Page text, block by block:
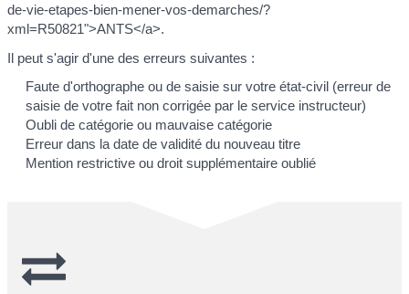
de-vie-etapes-bien-mener-vos-demarches/?
xml=R50821">ANTS</a>.
Il peut s'agir d'une des erreurs suivantes :
Faute d'orthographe ou de saisie sur votre état-civil (erreur de
saisie de votre fait non corrigée par le service instructeur)
Oubli de catégorie ou mauvaise catégorie
Erreur dans la date de validité du nouveau titre
Mention restrictive ou droit supplémentaire oublié